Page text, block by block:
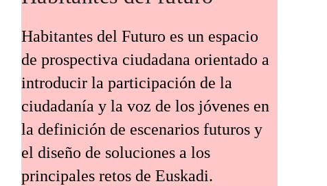
Habitantes del Futuro es un espacio
de prospectiva ciudadana orientado a
introducir la participación de la
ciudadanía y la voz de los jóvenes en
la definición de escenarios futuros y
el diseño de soluciones a los
principales retos de Euskadi.